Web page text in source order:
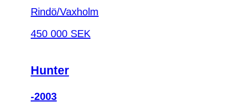
Rindö/Vaxholm
450 000 SEK
Hunter
-2003